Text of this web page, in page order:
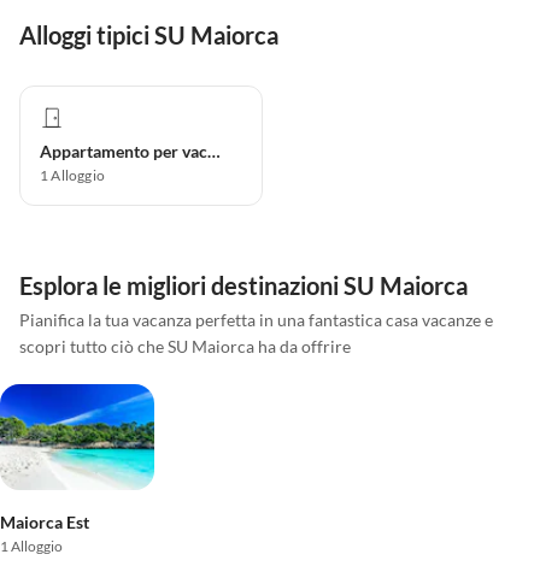
Alloggi tipici SU Maiorca
Appartamento per vacanze
1Alloggio
Esplora le migliori destinazioni SU Maiorca
Pianifica la tua vacanza perfetta in una fantastica casa vacanze e
scopri tutto ciò che SU Maiorca ha da offrire
Maiorca Est
1 Alloggio